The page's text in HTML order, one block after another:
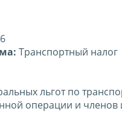
Транспортный налог
льгот по
операции и членов